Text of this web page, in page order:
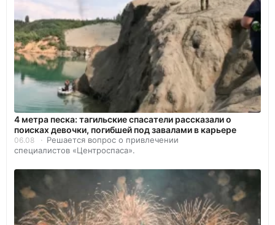
4 метра песка: тагильские спасатели рассказали о
поисках девочки, погибшей под завалами в карьере
06.08
Решается вопрос о привлечении
специалистов «Центроспаса».